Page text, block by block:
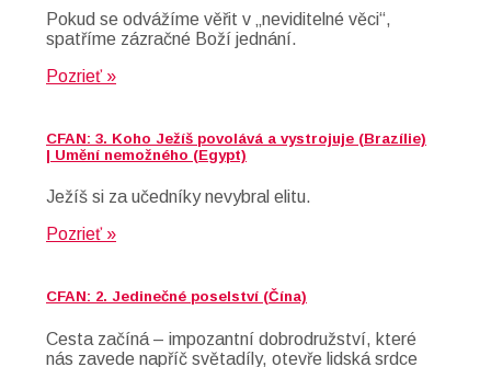
Pokud se odvážíme věřit v „neviditelné věci“,
spatříme zázračné Boží jednání.
Pozrieť »
CFAN: 3. Koho Ježíš povolává a vystrojuje (Brazílie)
| Umění nemožného (Egypt)
Ježíš si za učedníky nevybral elitu.
Pozrieť »
CFAN: 2. Jedinečné poselství (Čína)
Cesta začíná – impozantní dobrodružství, které
nás zavede napříč světadíly, otevře lidská srdce